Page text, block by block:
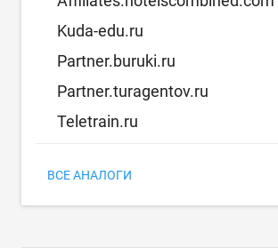
Kuda-edu.ru
Partner.buruki.ru
Partner.turagentov.ru
Teletrain.ru
ВСЕ АНАЛОГИ